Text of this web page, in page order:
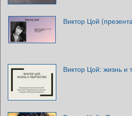
Виктор Цой
Виктор Цой: жизнь и